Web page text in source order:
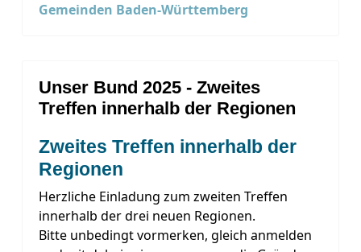
Gemeinden Baden-Württemberg
Unser Bund 2025 - Zweites
Treffen innerhalb der Regionen
Zweites Treffen innerhalb der
Regionen
Herzliche Einladung zum zweiten Treffen
innerhalb der drei neuen Regionen.
Bitte unbedingt vormerken, gleich anmelden